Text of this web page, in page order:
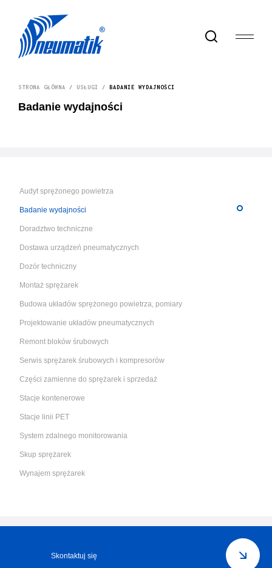
STRONA GŁÓWNA / USŁUGI / BADANIE WYDAJNOŚCI
Badanie wydajności
Audyt sprężonego powietrza
Badanie wydajności
Doradztwo techniczne
Dostawa urządzeń pneumatycznych
Dozór techniczny
Montaż sprężarek
Budowa układów sprężonego powietrza, pomiary
Projektowanie układów pneumatycznych
Remont bloków śrubowych
Serwis sprężarek śrubowych i kompresorów
Części zamienne do sprężarek i sprzedaż
Stacje kontenerowe
Stacje linii PET
System zdalnego monitorowania
Skup sprężarek
Wynajem sprężarek
Skontaktuj się